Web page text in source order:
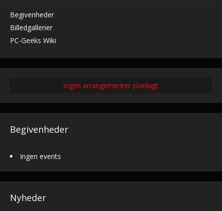
Begivenheder
Billedgallerier
PC-Geeks Wiki
Ingen arrangementer planlagt.
Begivenheder
Ingen events
Nyheder